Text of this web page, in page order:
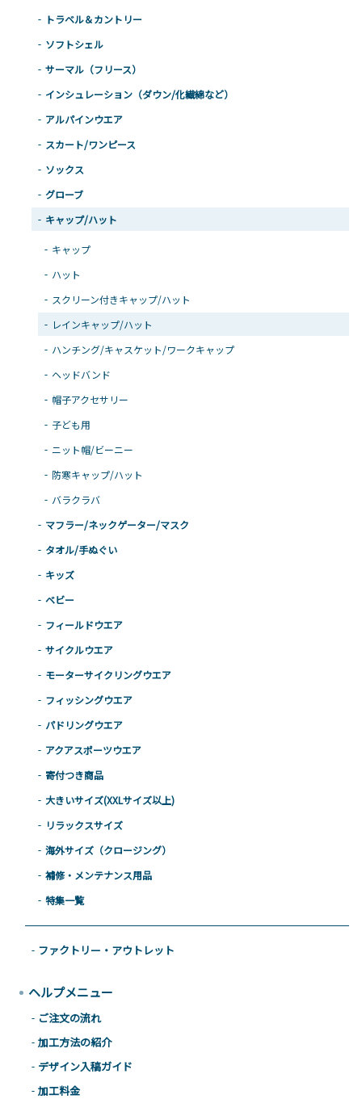
トラベル＆カントリー
ソフトシェル
サーマル（フリース）
インシュレーション（ダウン/化繊綿など）
アルパインウエア
スカート/ワンピース
ソックス
グローブ
キャップ/ハット
キャップ
ハット
スクリーン付きキャップ/ハット
レインキャップ/ハット
ハンチング/キャスケット/ワークキャップ
ヘッドバンド
帽子アクセサリー
子ども用
ニット帽/ビーニー
防寒キャップ/ハット
バラクラバ
マフラー/ネックゲーター/マスク
タオル/手ぬぐい
キッズ
ベビー
フィールドウエア
サイクルウエア
モーターサイクリングウエア
フィッシングウエア
パドリングウエア
アクアスポーツウエア
寄付つき商品
大きいサイズ(XXLサイズ以上)
リラックスサイズ
海外サイズ（クロージング）
補修・メンテナンス用品
特集一覧
ファクトリー・アウトレット
ヘルプメニュー
ご注文の流れ
加工方法の紹介
デザイン入稿ガイド
加工料金